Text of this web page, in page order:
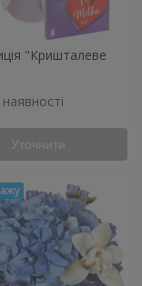
"Кришталеве
Уточнити